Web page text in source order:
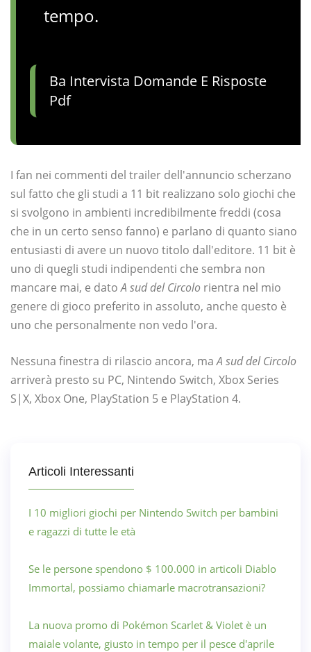
tempo.
Ba Intervista Domande E Risposte
Pdf
I fan nei commenti del trailer dell'annuncio scherzano
sul fatto che gli studi a 11 bit realizzano solo giochi che
si svolgono in ambienti incredibilmente freddi (cosa
che in un certo senso fanno) e parlano di quanto siano
entusiasti di avere un nuovo titolo dall'editore. 11 bit è
uno di quegli studi indipendenti che sembra non
mancare mai, e datoA sud del Circolo rientra nel mio
genere di gioco preferito in assoluto, anche questo è
uno che personalmente non vedo l'ora.
Nessuna finestra di rilascio ancora, maA sud del Circolo
arriverà presto su PC, Nintendo Switch, Xbox Series
S|X, Xbox One, PlayStation 5 e PlayStation 4.
Articoli Interessanti
I 10 migliori giochi per Nintendo Switch per bambini
e ragazzi di tutte le età
Se le persone spendono $ 100.000 in articoli Diablo
Immortal, possiamo chiamarle macrotransazioni?
La nuova promo di Pokémon Scarlet & Violet è un
maiale volante, giusto in tempo per il pesce d'aprile